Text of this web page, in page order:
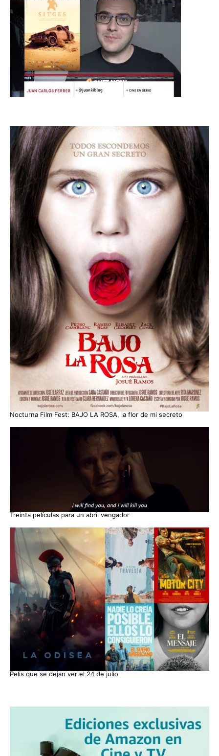
Nocturna Film Fest: BAJO LA ROSA, la flor de mi secreto
Treinta películas para un abril vengador
Pelis que se dejan ver el 24 de julio